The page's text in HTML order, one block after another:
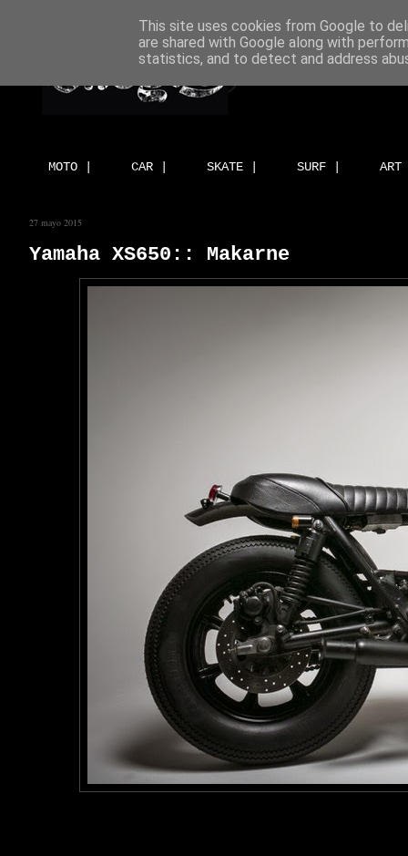
MOTO | CAR | SKATE | SURF |
27 mayo 2015
Yamaha XS650:: Makarne
This site uses cookies from Google to
are shared with Google along with
statistics, and to detect and address